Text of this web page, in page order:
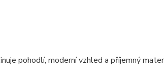
pohodlí, moderní vzhled a příjemný